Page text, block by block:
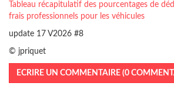
Tableau récapitulatif des pourcentages de
frais professionnels pour les véhicules
update 17 V2026 #8
© jpriquet
ECRIRE UN COMMENTAIRE (0